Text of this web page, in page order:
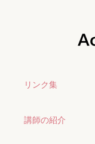
リンク集
講師の紹介